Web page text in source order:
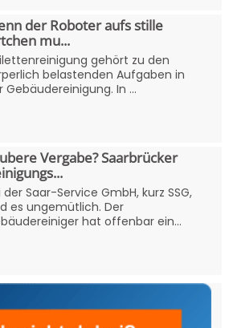
der Roboter aufs stille
mu...
gehört zu den
belastenden Aufgaben in
Gebäudereinigung. In ...
Vergabe? Saarbrücker
der Saar-Service GmbH, kurz SSG,
es ungemütlich. Der
hat offenbar ein...